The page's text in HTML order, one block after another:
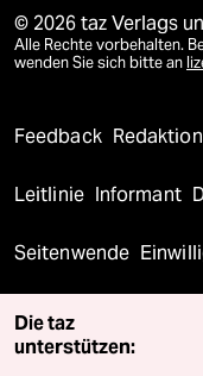
© 2026 taz Verlags
Alle Rechte vorbehalten.
wenden Sie sich bitte an
Feedback
Leitlinie Informant
Seitenwende
Die taz
unterstützen: